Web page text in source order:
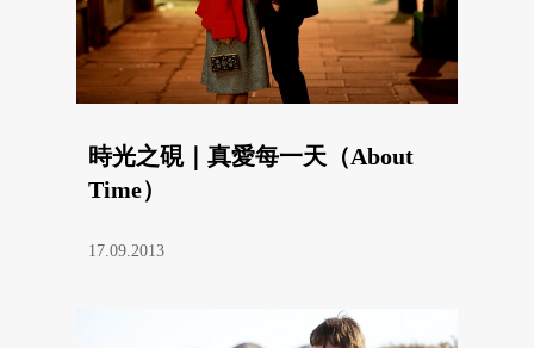
時光之硯｜真愛每一天（About
Time）
17.09.2013